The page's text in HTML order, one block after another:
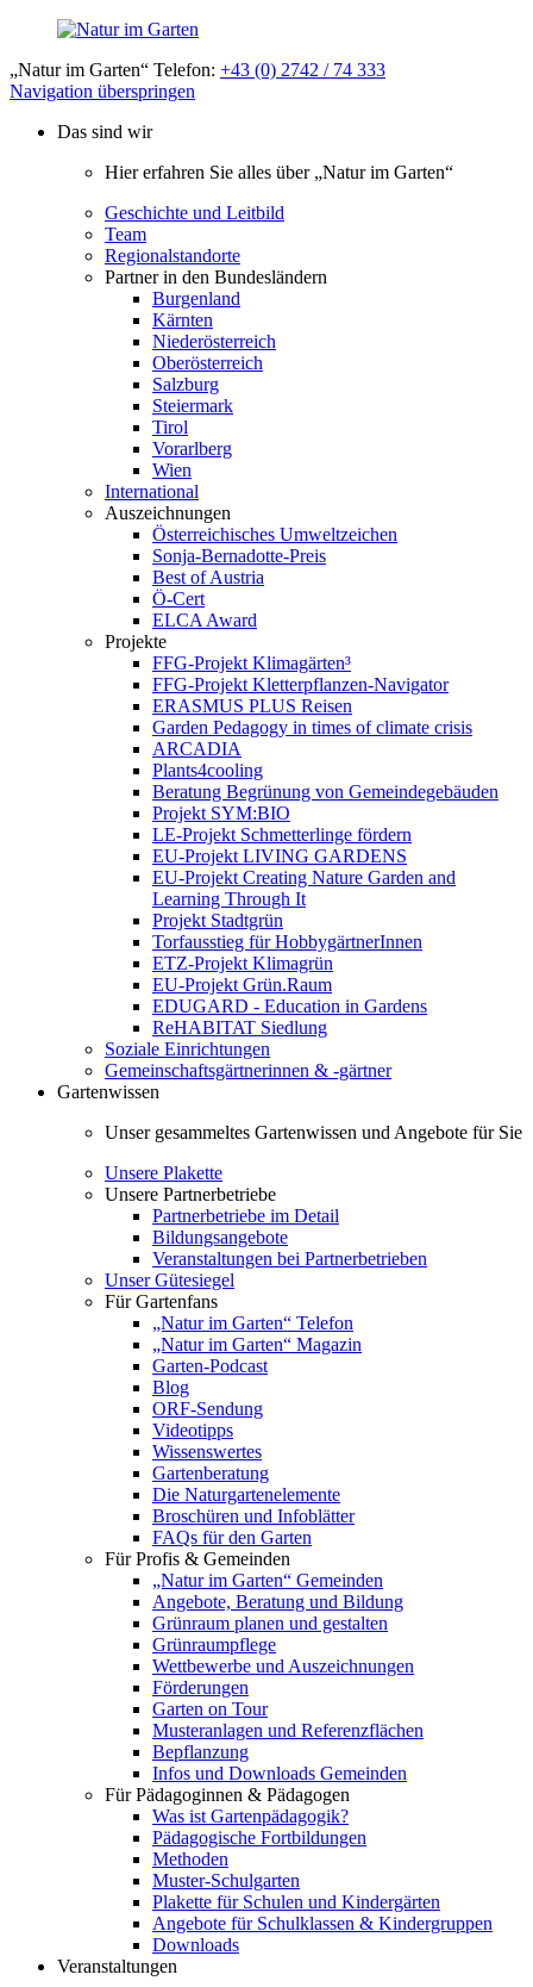
„Natur im Garten“ Telefon: +43 (0) 2742 / 74 333
Navigation überspringen
Das sind wir
Hier erfahren Sie alles über „Natur im Garten“
Geschichte und Leitbild
Team
Regionalstandorte
Partner in den Bundesländern
Burgenland
Kärnten
Niederösterreich
Oberösterreich
Salzburg
Steiermark
Tirol
Vorarlberg
Wien
International
Auszeichnungen
Österreichisches Umweltzeichen
Sonja-Bernadotte-Preis
Best of Austria
Ö-Cert
ELCA Award
Projekte
FFG-Projekt Klimagärten³
FFG-Projekt Kletterpflanzen-Navigator
ERASMUS PLUS Reisen
Garden Pedagogy in times of climate crisis
ARCADIA
Plants4cooling
Beratung Begrünung von Gemeindegebäuden
Projekt SYM:BIO
LE-Projekt Schmetterlinge fördern
EU-Projekt LIVING GARDENS
EU-Projekt Creating Nature Garden and
Learning Through It
Projekt Stadtgrün
Torfausstieg für HobbygärtnerInnen
ETZ-Projekt Klimagrün
EU-Projekt Grün.Raum
EDUGARD - Education in Gardens
ReHABITAT Siedlung
Soziale Einrichtungen
Gemeinschaftsgärtnerinnen & -gärtner
Gartenwissen
Unser gesammeltes Gartenwissen und Angebote für Sie
Unsere Plakette
Unsere Partnerbetriebe
Partnerbetriebe im Detail
Bildungsangebote
Veranstaltungen bei Partnerbetrieben
Unser Gütesiegel
Für Gartenfans
„Natur im Garten“ Telefon
„Natur im Garten“ Magazin
Garten-Podcast
Blog
ORF-Sendung
Videotipps
Wissenswertes
Gartenberatung
Die Naturgartenelemente
Broschüren und Infoblätter
FAQs für den Garten
Für Profis & Gemeinden
„Natur im Garten“ Gemeinden
Angebote, Beratung und Bildung
Grünraum planen und gestalten
Grünraumpflege
Wettbewerbe und Auszeichnungen
Förderungen
Garten on Tour
Musteranlagen und Referenzflächen
Bepflanzung
Infos und Downloads Gemeinden
Für Pädagoginnen & Pädagogen
Was ist Gartenpädagogik?
Pädagogische Fortbildungen
Methoden
Muster-Schulgarten
Plakette für Schulen und Kindergärten
Angebote für Schulklassen & Kindergruppen
Downloads
Veranstaltungen